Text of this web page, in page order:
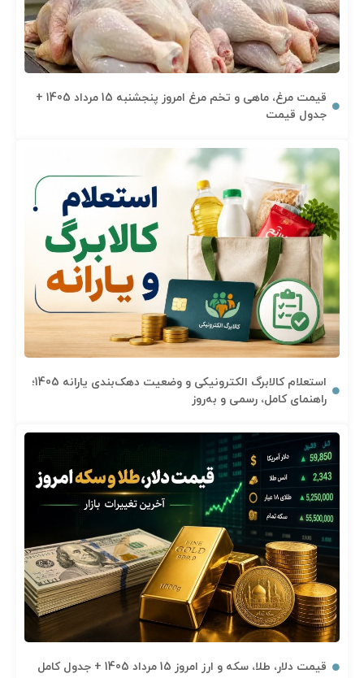
قیمت مرغ، ماهی و تخم مرغ امروز پنجشنبه 15 مرداد 1405 +
جدول قیمت
استعلام کالابرگ الکترونیکی و وضعیت دهک‌بندی یارانه 1405؛
راهنمای کامل، رسمی و به‌روز
قیمت دلار، طلا، سکه و ارز امروز 15 مرداد 1405 + جدول کامل